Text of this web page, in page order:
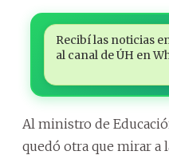
Recibí las noticias
al canal de ÚH en
Al ministro de
quedó otra que mirar a